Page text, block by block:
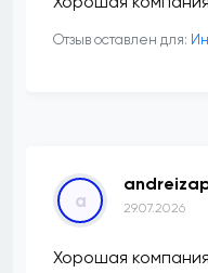
Отзыв оставлен для:
a 29.07.2026
Хорошая